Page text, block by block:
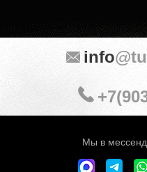
Мы в
info